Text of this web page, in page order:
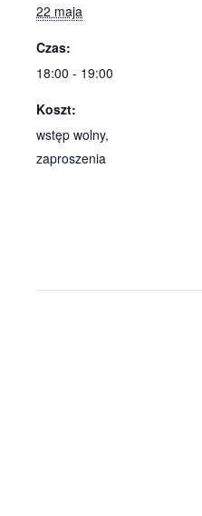
22 maja
Czas:
18:00 - 19:00
Koszt:
wstęp wolny,
zaproszenia